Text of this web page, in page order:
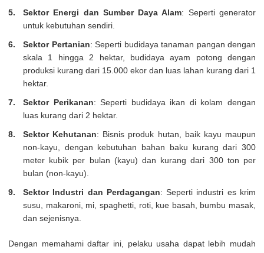
Sektor Energi dan Sumber Daya Alam: Seperti generator
untuk kebutuhan sendiri.
Sektor Pertanian: Seperti budidaya tanaman pangan dengan
skala 1 hingga 2 hektar, budidaya ayam potong dengan
produksi kurang dari 15.000 ekor dan luas lahan kurang dari 1
hektar.
Sektor Perikanan: Seperti budidaya ikan di kolam dengan
luas kurang dari 2 hektar.
Sektor Kehutanan: Bisnis produk hutan, baik kayu maupun
non-kayu, dengan kebutuhan bahan baku kurang dari 300
meter kubik per bulan (kayu) dan kurang dari 300 ton per
bulan (non-kayu).
Sektor Industri dan Perdagangan: Seperti industri es krim
susu, makaroni, mi, spaghetti, roti, kue basah, bumbu masak,
dan sejenisnya.
Dengan memahami daftar ini, pelaku usaha dapat lebih mudah